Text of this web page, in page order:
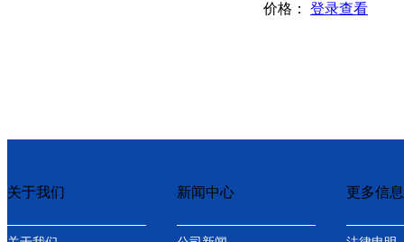
价格： 登录查看
关于我们 新闻中心 更多信息